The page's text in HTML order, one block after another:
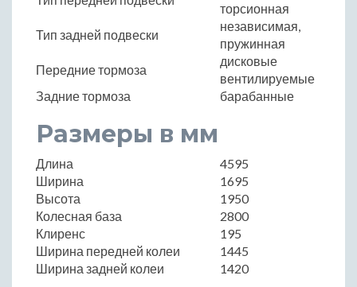
торсионная
Тип задней подвески
независимая,
пружинная
Передние тормоза
дисковые
вентилируемые
Задние тормоза
барабанные
Размеры в мм
Длина
4595
Ширина
1695
Высота
1950
Колесная база
2800
Клиренс
195
Ширина передней колеи
1445
Ширина задней колеи
1420